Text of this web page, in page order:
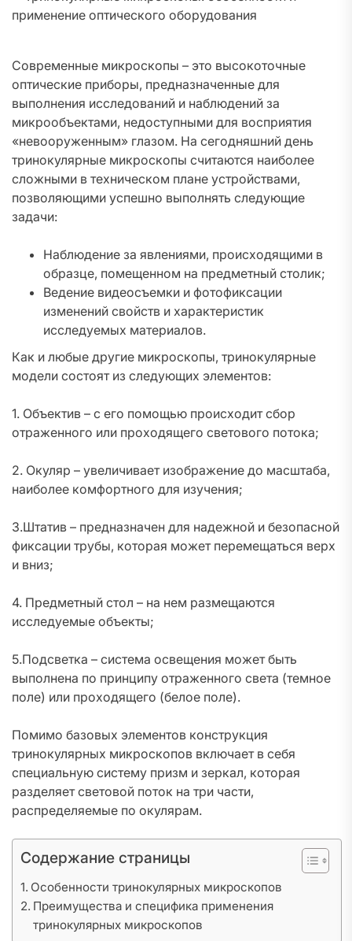
Современные микроскопы – это высокоточные
оптические приборы, предназначенные для
выполнения исследований и наблюдений за
микрообъектами, недоступными для восприятия
«невооруженным» глазом. На сегодняшний день
тринокулярные микроскопы считаются наиболее
сложными в техническом плане устройствами,
позволяющими успешно выполнять следующие
задачи:
Наблюдение за явлениями, происходящими в
образце, помещенном на предметный столик;
Ведение видеосъемки и фотофиксации
изменений свойств и характеристик
исследуемых материалов.
Как и любые другие микроскопы, тринокулярные
модели состоят из следующих элементов:
1. Объектив – с его помощью происходит сбор
отраженного или проходящего светового потока;
2. Окуляр – увеличивает изображение до масштаба,
наиболее комфортного для изучения;
3.Штатив – предназначен для надежной и безопасной
фиксации трубы, которая может перемещаться верх
и вниз;
4. Предметный стол – на нем размещаются
исследуемые объекты;
5.Подсветка – система освещения может быть
выполнена по принципу отраженного света (темное
поле) или проходящего (белое поле).
Помимо базовых элементов конструкция
тринокулярных микроскопов включает в себя
специальную систему призм и зеркал, которая
разделяет световой поток на три части,
распределяемые по окулярам.
Содержание страницы
Особенности тринокулярных микроскопов
Преимущества и специфика применения
тринокулярных микроскопов